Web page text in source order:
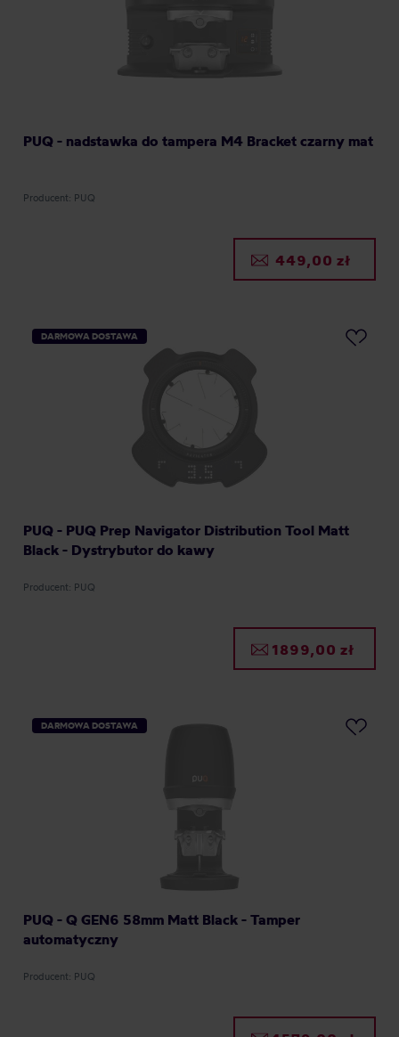
PUQ - nadstawka do tampera M4 Bracket czarny mat
Producent: PUQ
449,00 zł
DARMOWA DOSTAWA
PUQ - PUQ Prep Navigator Distribution Tool Matt
Black - Dystrybutor do kawy
Producent: PUQ
1899,00 zł
DARMOWA DOSTAWA
PUQ - Q GEN6 58mm Matt Black - Tamper
automatyczny
Producent: PUQ